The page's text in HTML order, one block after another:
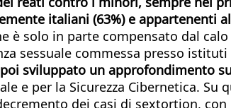
italiani (63%) e appartenenti
è solo in parte compensato dal
sessuale commessa presso
sviluppato un approfondimento
e per la Sicurezza Cibernetica.
dei casi di sextortion,